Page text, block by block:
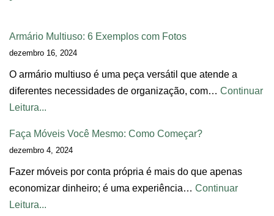
Armário Multiuso: 6 Exemplos com Fotos
dezembro 16, 2024
O armário multiuso é uma peça versátil que atende a
diferentes necessidades de organização, com… Continuar
Leitura...
Faça Móveis Você Mesmo: Como Começar?
dezembro 4, 2024
Fazer móveis por conta própria é mais do que apenas
economizar dinheiro; é uma experiência… Continuar
Leitura...